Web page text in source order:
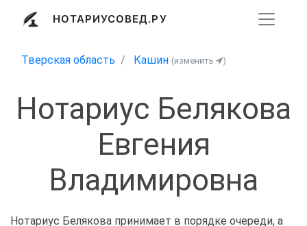
НОТАРИУСОВЕД.РУ
Тверская область Кашин (изменить )
Нотариус Белякова
Евгения
Владимировна
Нотариус Белякова принимает в порядке очереди, а